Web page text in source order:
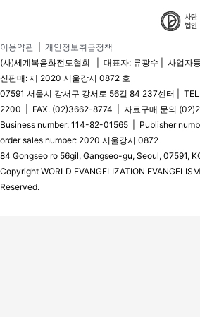
이용약관
개인정보취급정책
(사)세계복음화전도협회 | 대표자: 류광수 | 사업자
신판매: 제 2020 서울강서 0872 호
07591 서울시 강서구 강서로 56길 84 237센터 |
2200 | FAX. (02)3662-8774 | 자료구매 문의
Business number: 114-82-01565 | Publisher
order sales number: 2020 서울강서 0872
84 Gongseo ro 56gil, Gangseo-gu, Seoul, 07591,
Copyright WORLD EVANGELIZATION
Reserved.